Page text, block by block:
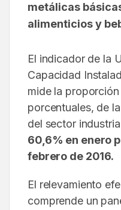
metálicas
alimenticios y
El indicador de la
Capacidad
mide la
porcentuales, de
del sector
60,6% en enero
febrero de 2016.
El relevamiento
comprende un